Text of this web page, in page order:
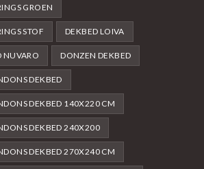
GROEN
STOF DEKBED LOIVA
NUVARO DONZEN DEKBED
DEKBED
DEKBED 140X220 CM
DEKBED 240X200
DEKBED 270X240 CM